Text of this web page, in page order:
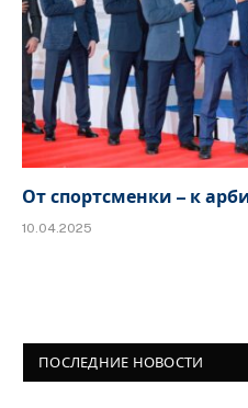
От спортсменки – к
10.04.2025
ПОСЛЕДНИЕ НОВОСТИ